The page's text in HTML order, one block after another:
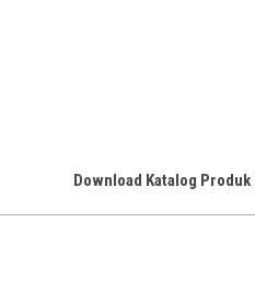
Download Katalog Produk